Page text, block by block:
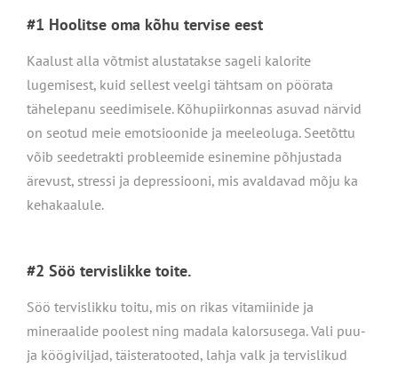
#1 Hoolitse oma kõhu tervise eest
Kaalust alla võtmist alustatakse sageli kalorite
lugemisest, kuid sellest veelgi tähtsam on pöörata
tähelepanu seedimisele. Kõhupiirkonnas asuvad närvid
on seotud meie emotsioonide ja meeleoluga. Seetõttu
võib seedetrakti probleemide esinemine põhjustada
ärevust, stressi ja depressiooni, mis avaldavad mõju ka
kehakaalule.
#2 Söö tervislikke toite.
Söö tervislikku toitu, mis on rikas vitamiinide ja
mineraalide poolest ning madala kalorsusega. Vali puu-
ja köögiviljad, täisteratooted, lahja valk ja tervislikud